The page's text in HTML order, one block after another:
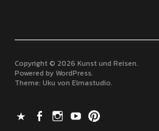
Copyright © 2026 Kunst und Reisen
Powered by WordPress
Theme: Uku von Elmastudio